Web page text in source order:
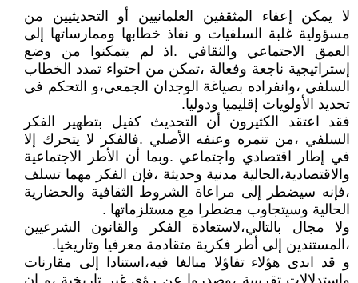
لا يمكن إعفاء المثقفين العلمانيين أو التحديثيين من
مسؤولية غلبة السلفيات و نفاذ خطابها وممارساتها إلى
العمق الاجتماعي والثقافي .اذ لم يتمكنوا من وضع
إستراتيجية ناجعة وفعالة ،تمكن من احتواء تمدد الخطاب
السلفي ،وانفراده بصياغة الوجدان الجمعي،و التحكم في
تحديد الأولويات إقليميا ودوليا.
فقد اعتقد الكثيرون أن التحديث كفيل بتطهير الفكر
السلفي ،من تنمره وعنفه الأصلي .فالفكر لا يتحرك إلا
في إطار اقتصادي واجتماعي .وبما أن الأطر الاجتماعية
والاقتصادية،الحالية مدنية وحديثة ،فإن الفكر مهما تسلف
،فإنه سيضطر إلى مراعاة الشروط الثقافية والحضارية
الحالية وسيتجاوب مضطرا مع مستلزماتها .
ولا مجال بالتالي،لاستعادة الفكر والقانون الشرعيين
،المستندين إلى أطر فكرية متقادمة معرفيا وتاريخيا.
و قد ابدى هؤلاء تفاؤلا مبالغا فيه،استنادا إلى مقارنات